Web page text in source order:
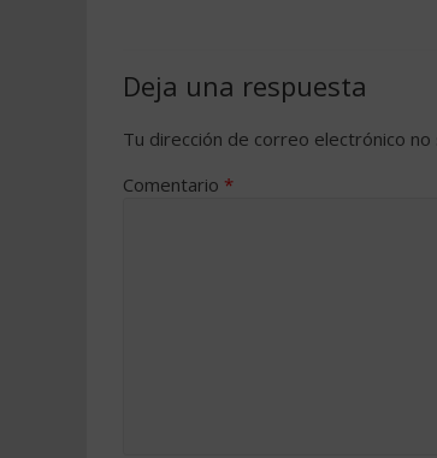
Deja una respuesta
Tu dirección de correo electrónico no
Comentario *